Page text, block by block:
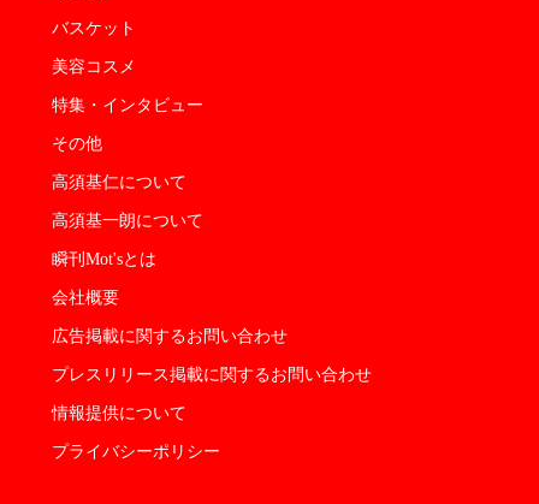
バスケット
美容コスメ
特集・インタビュー
その他
高須基仁について
高須基一朗について
瞬刊Mot'sとは
会社概要
広告掲載に関するお問い合わせ
プレスリリース掲載に関するお問い合わせ
情報提供について
プライバシーポリシー